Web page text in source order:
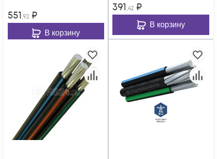
551,92 ₽
В корзину
391,42 ₽
В корзину